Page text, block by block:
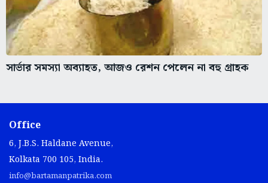
সার্ভার সমস্যা অব্যাহত, আজও রেশন পেলেন না বহু গ্রাহক
Office
6, J.B.S. Haldane Avenue,
Kolkata 700 105, India.
info@bartamanpatrika.com